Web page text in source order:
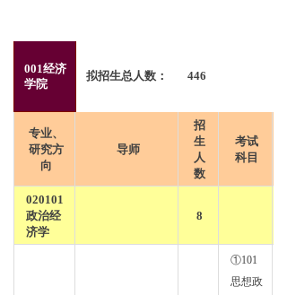
001经济
学院
拟招生总人数： 446
专业、
研究方
向
导师
招
生
人
数
考试
科目
020101
政治经
济学
8
①101
思想政